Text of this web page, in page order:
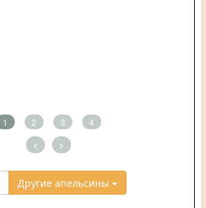
1 2 3 4
< >
Другие апельсины